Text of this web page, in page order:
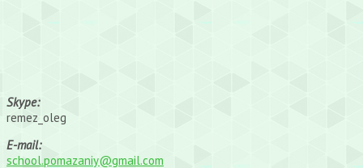
Skype:
remez_oleg
E-mail:
school.pomazaniy@gmail.com